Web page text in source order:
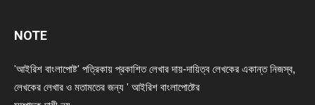
NOTE
'আইরিশ বাংলাপোষ্ট' পত্রিকায় প্রকাশিত লেখার দায়-দায়িত্ব লেখকের একান্ত নিজস্ব,
লেখকের লেখার ও মতামতের জন্য ' আইরিশ বাংলাপোষ্টের